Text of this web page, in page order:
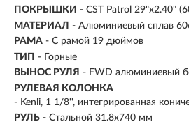
ПОКРЫШКИ - CST Patrol 29"x2.40"
МАТЕРИАЛ - Алюминиевый сплав
РАМА - С рамой 19 дюймов
ТИП - Горные
ВЫНОС РУЛЯ - FWD алюминиевый
РУЛЕВАЯ КОЛОНКА
- Kenli, 1 1/8'', интегрированная
РУЛЬ - Стальной 31.8х740 мм